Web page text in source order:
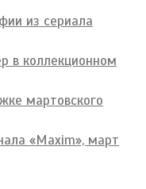
из сериала
в коллекционном
мартовского
«Maxim», март